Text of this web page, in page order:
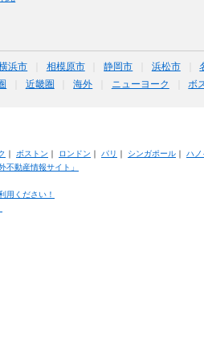
浜市 相模原市 静岡市 浜松市
近畿圏 海外 ニューヨーク ボ
ボストン ロンドン パリ シンガポール｜ ハノ
不動産情報サイト」
用ください！